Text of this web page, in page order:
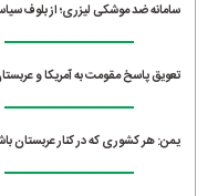
سامانه ضد موشکی لیزری؛ از بلوف
تعویق پاسخ مقومت به آمریکا و
یمن: هر کشوری که در کنار عربستان